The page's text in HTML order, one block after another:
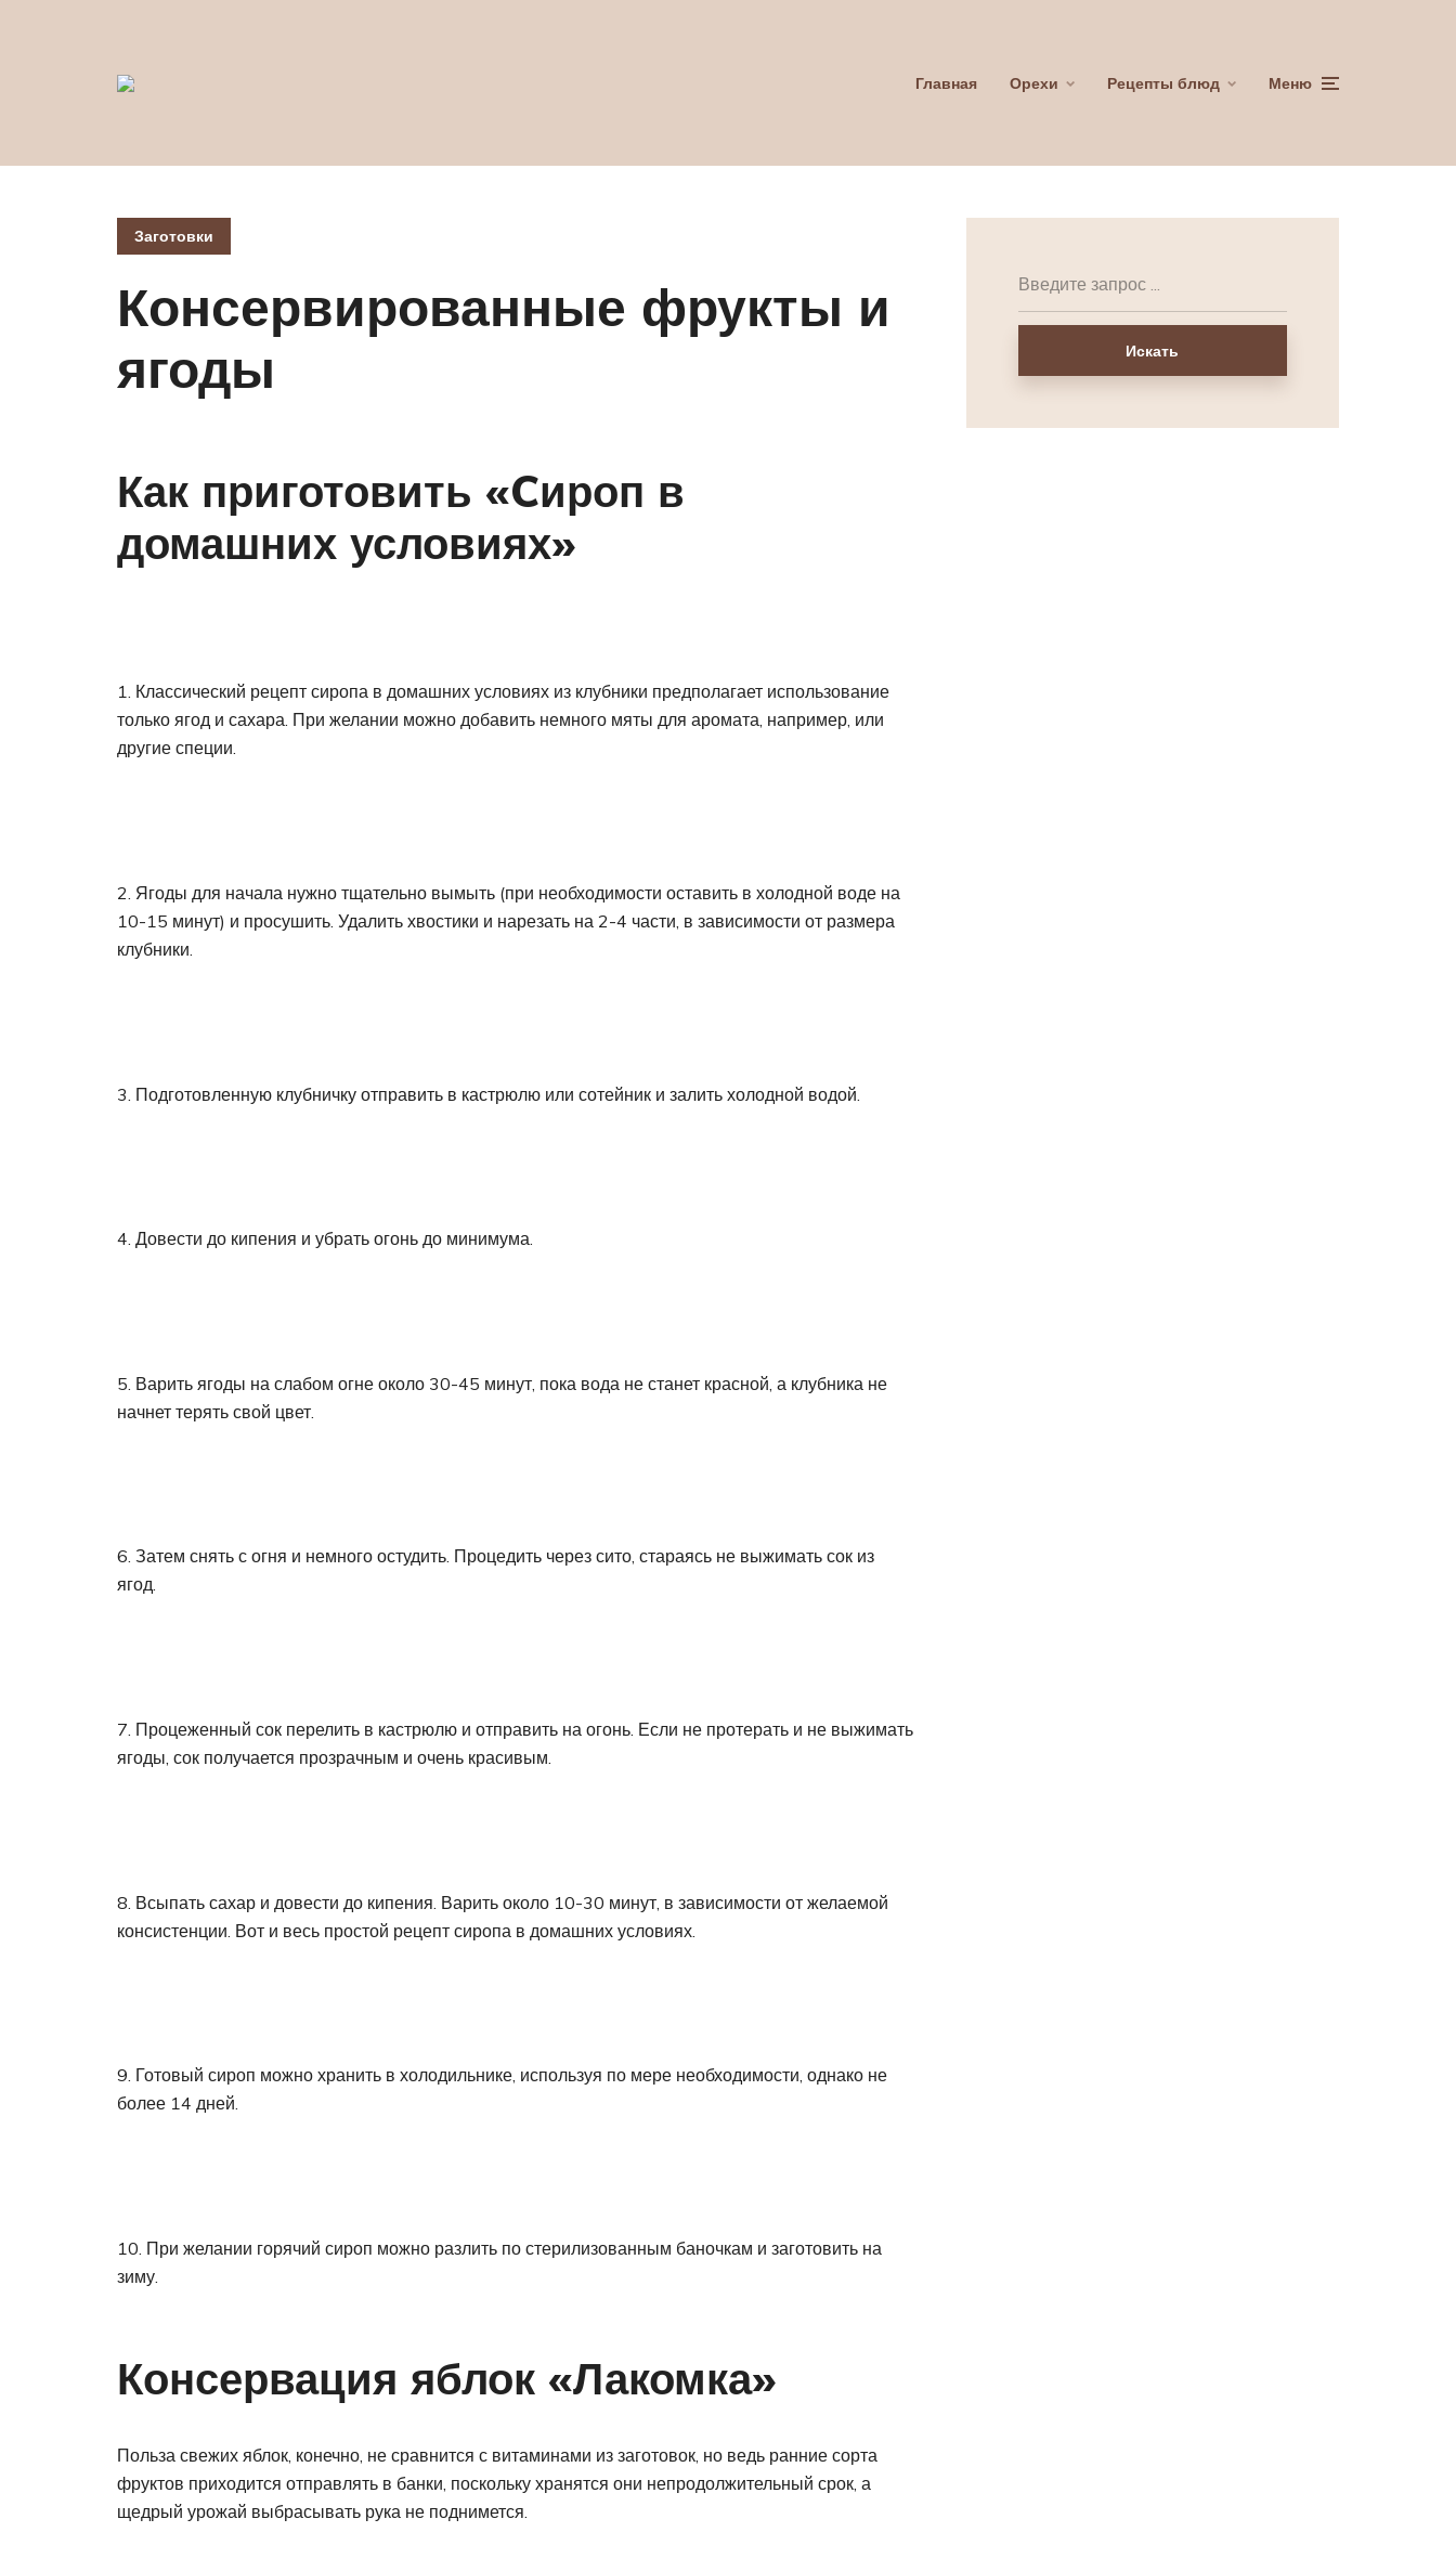
Главная Орехи Рецепты блюд Меню
Заготовки
Консервированные фрукты и
ягоды
Как приготовить «Cироп в
домашних условиях»
1. Классический рецепт сиропа в домашних условиях из клубники предполагает использование
только ягод и сахара. При желании можно добавить немного мяты для аромата, например, или
другие специи.
2. Ягоды для начала нужно тщательно вымыть (при необходимости оставить в холодной воде на
10-15 минут) и просушить. Удалить хвостики и нарезать на 2-4 части, в зависимости от размера
клубники.
3. Подготовленную клубничку отправить в кастрюлю или сотейник и залить холодной водой.
4. Довести до кипения и убрать огонь до минимума.
5. Варить ягоды на слабом огне около 30-45 минут, пока вода не станет красной, а клубника не
начнет терять свой цвет.
6. Затем снять с огня и немного остудить. Процедить через сито, стараясь не выжимать сок из
ягод.
7. Процеженный сок перелить в кастрюлю и отправить на огонь. Если не протерать и не выжимать
ягоды, сок получается прозрачным и очень красивым.
8. Всыпать сахар и довести до кипения. Варить около 10-30 минут, в зависимости от желаемой
консистенции. Вот и весь простой рецепт сиропа в домашних условиях.
9. Готовый сироп можно хранить в холодильнике, используя по мере необходимости, однако не
более 14 дней.
10. При желании горячий сироп можно разлить по стерилизованным баночкам и заготовить на
зиму.
Консервация яблок «Лакомка»
Польза свежих яблок, конечно, не сравнится с витаминами из заготовок, но ведь ранние сорта
фруктов приходится отправлять в банки, поскольку хранятся они непродолжительный срок, а
щедрый урожай выбрасывать рука не поднимется.
Искать